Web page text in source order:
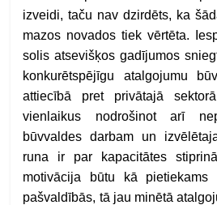
izveidi, taču nav dzirdēts, ka
mazos novados tiek vērtēta.
solis atsevišķos gadījumos
konkurētspējīgu atalgojumu
attiecībā pret privātajā
vienlaikus nodrošinot arī
būvvaldes darbam un
runa ir par kapacitātes
motivācija būtu kā pietiekams
pašvaldībās, tā jau minētā